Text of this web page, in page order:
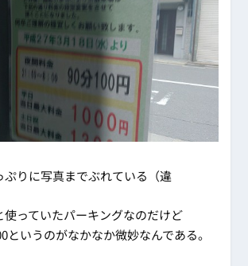
ぷりに写真までぶれている（違
使っていたパーキングなのだけど
というのがなかなか微妙なんである。